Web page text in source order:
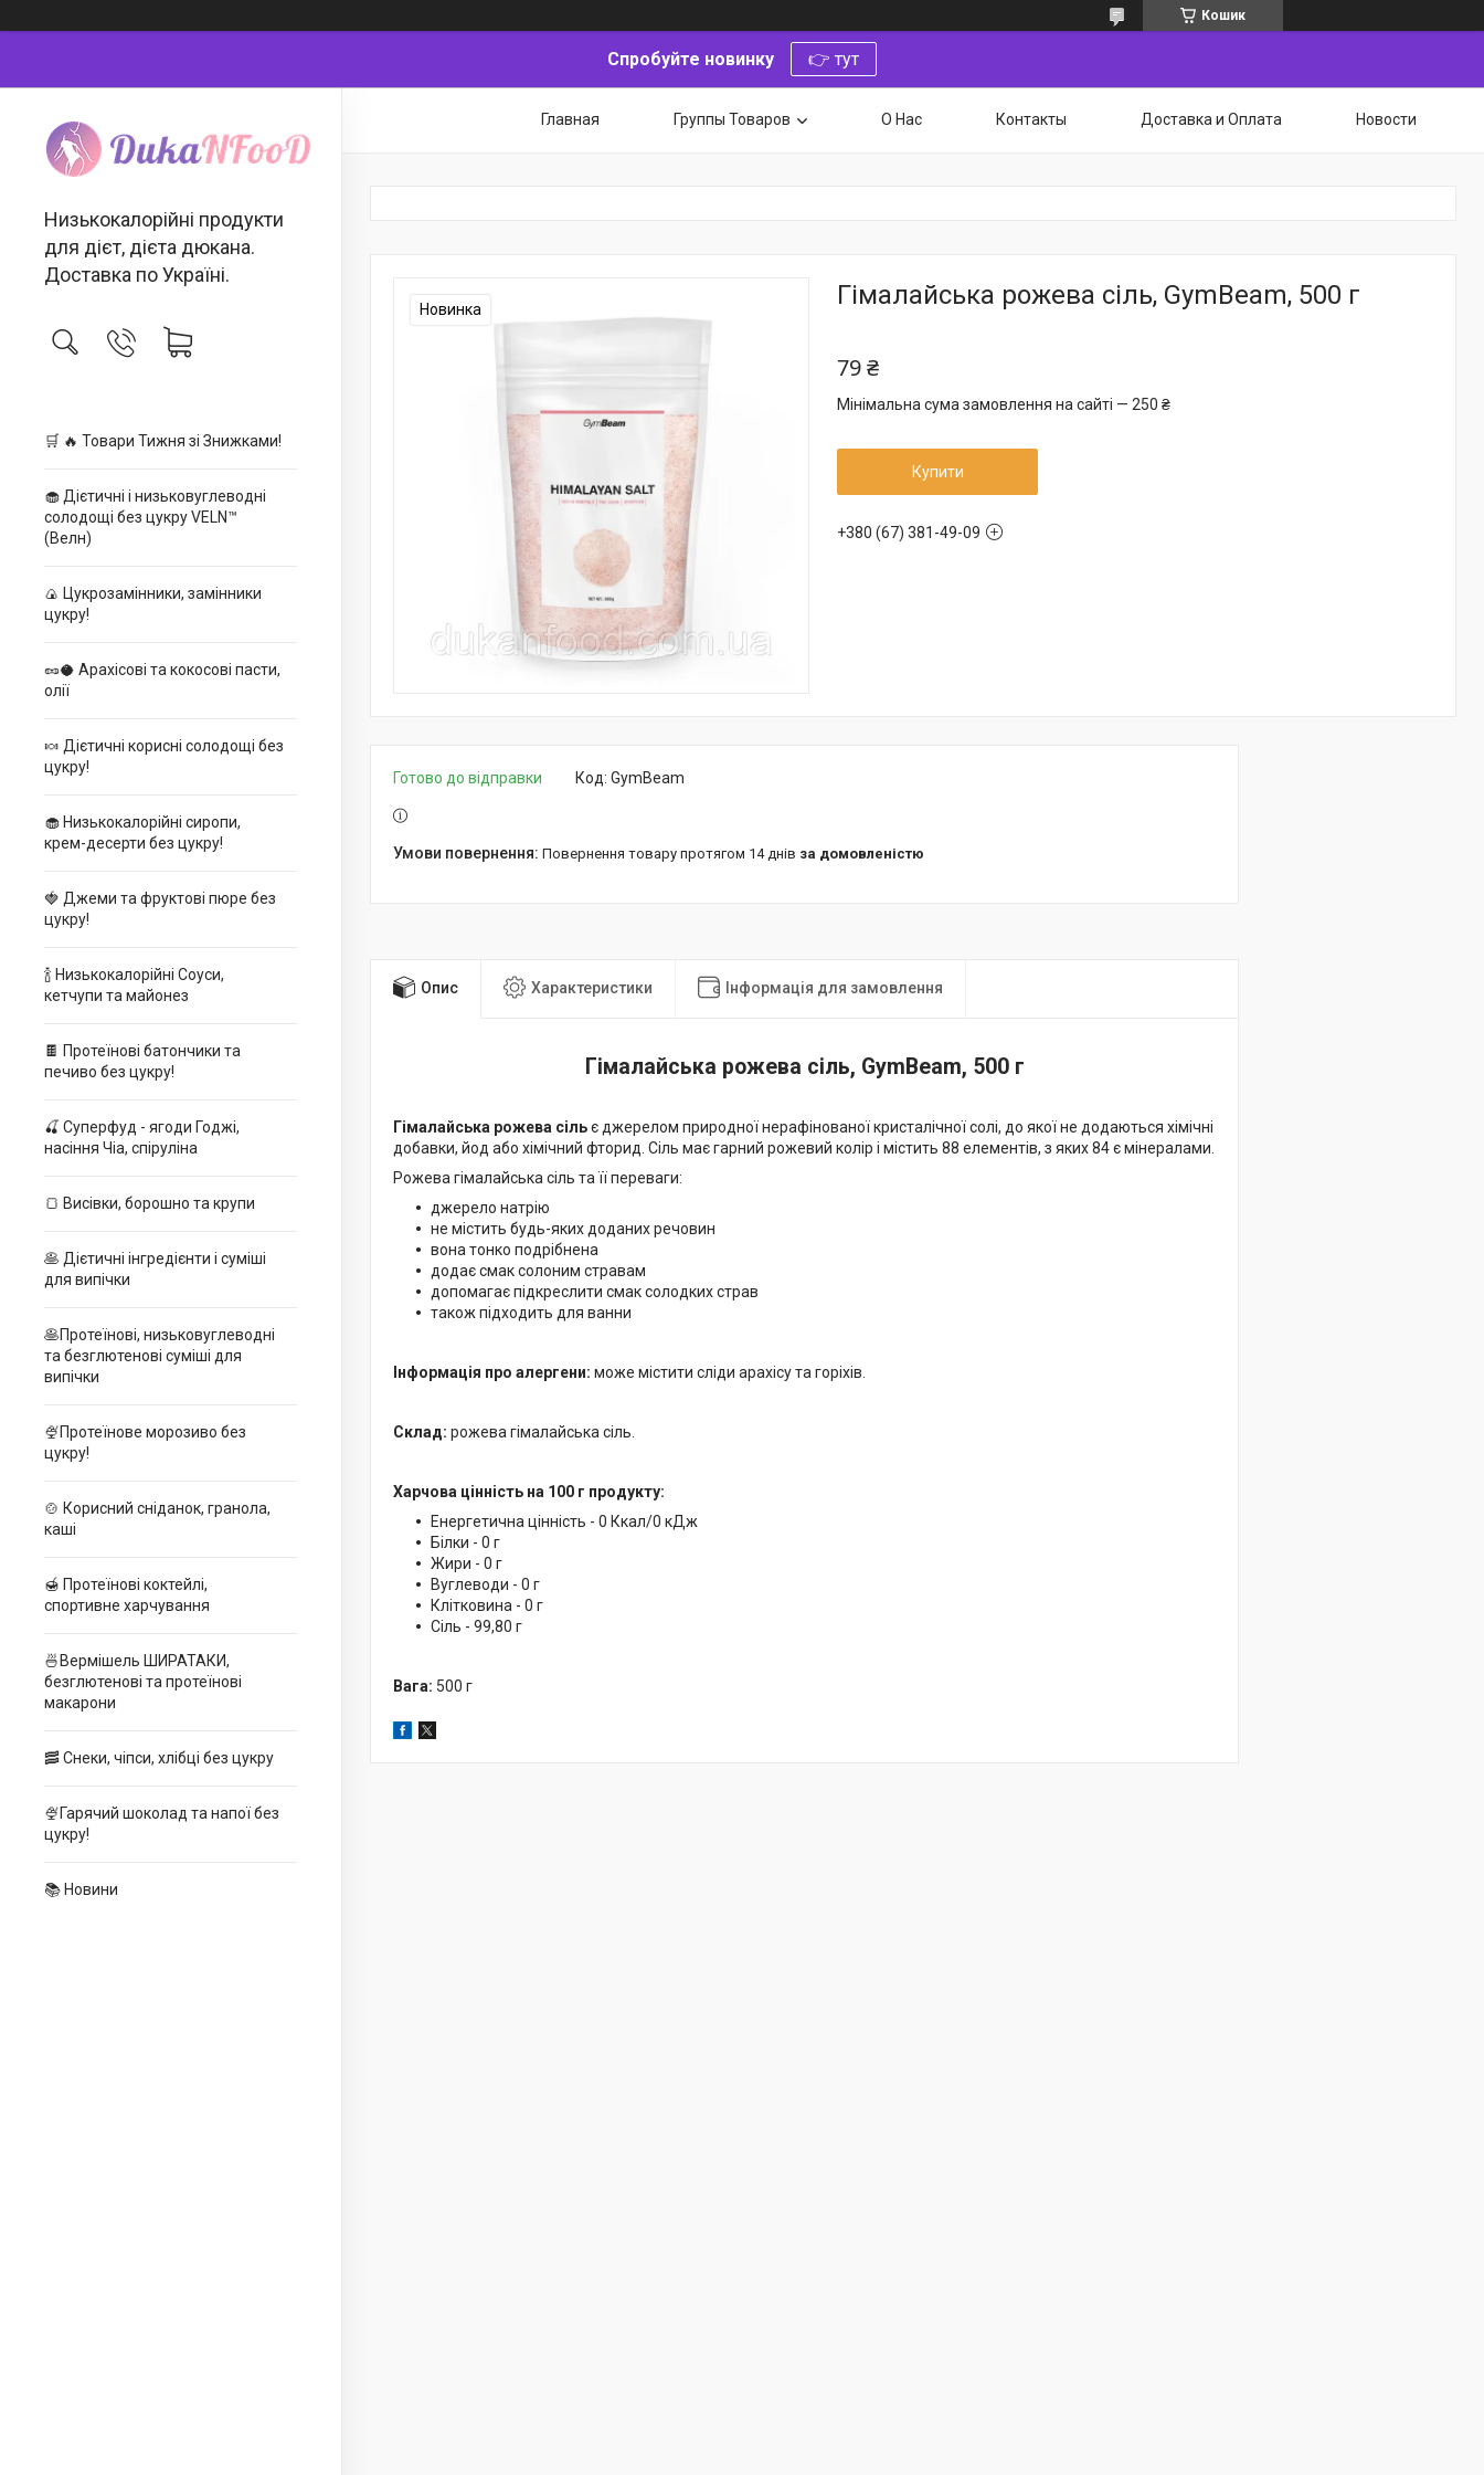
Кошик
Спробуйте новинку 👉 тут
Низькокалорійні продукти
для дієт, дієта дюкана.
Доставка по Україні.
🛒 🔥 Товари Тижня зі Знижками!
🧁 Дієтичні і низьковуглеводні
солодощі без цукру VELN™
(Велн)
🍙 Цукрозамінники, замінники
цукру!
🥜🥥 Арахісові та кокосові пасти,
олії
🍬 Дієтичні корисні солодощі без
цукру!
🧁 Низькокалорійні сиропи,
крем-десерти без цукру!
🍓 Джеми та фруктові пюре без
цукру!
🍾 Низькокалорійні Соуси,
кетчупи та майонез
🍫 Протеїнові батончики та
печиво без цукру!
🍒 Суперфуд - ягоди Годжі,
насіння Чіа, спіруліна
🍞 Висівки, борошно та крупи
🥞 Дієтичні інгредієнти і суміші
для випічки
🥞Протеїнові, низьковуглеводні
та безглютенові суміші для
випічки
🍨Протеїнове морозиво без
цукру!
🍲 Корисний сніданок, гранола,
каші
🍯 Протеїнові коктейлі,
спортивне харчування
🍜Вермішель ШИРАТАКИ,
безглютенові та протеїнові
макарони
🥓 Снеки, чіпси, хлібці без цукру
🍨Гарячий шоколад та напої без
цукру!
📚 Новини
Главная Группы Товаров О Нас Контакты Доставка и Оплата Новости
Новинка Гімалайська рожева сіль, GymBeam, 500 г
79 ₴
Мінімальна сума замовлення на сайті — 250 ₴
Купити
+380 (67) 381-49-09
Готово до відправки Код: GymBeam
повернення товару протягом 14 днів за домовленістю
Опис Характеристики Інформація для замовлення
Гімалайська рожева сіль, GymBeam, 500 г
Гімалайська рожева сільє джерелом природної нерафінованої кристалічної солі, до якої не додаються хімічні
добавки, йод або хімічний фторид. Сіль має гарний рожевий колір і містить 88 елементів, з яких 84 є мінералами.
Рожева гімалайська сіль та її переваги:
джерело натрію
не містить будь-яких доданих речовин
вона тонко подрібнена
додає смак солоним стравам
допомагає підкреслити смак солодких страв
також підходить для ванни
Інформація про алергени: може містити сліди арахісу та горіхів.
Склад: рожева гімалайська сіль.
Харчова цінність на 100 г продукту:
Енергетична цінність - 0 Ккал/0 кДж
Білки - 0 г
Жири - 0 г
Вуглеводи - 0 г
Клітковина - 0 г
Сіль - 99,80 г
Вага: 500 г